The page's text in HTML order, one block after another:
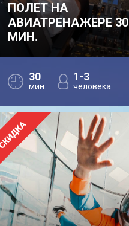
ПОЛЕТ НА
АВИАТРЕНАЖЕРЕ 30
МИН.
30
мин.
1-3
человека